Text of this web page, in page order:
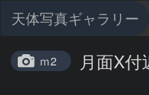
天体写真ギャラリー
ｍ2 月面X付